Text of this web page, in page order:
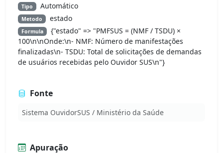
Tipo Automático
Metodo estado
Formula
{"estado" => "PMFSUS = (NMF / TSDU) ×
100\n\nOnde:\n- NMF: Número de manifestações
finalizadas\n- TSDU: Total de solicitações de demandas
de usuários recebidas pelo Ouvidor SUS\n"}
Fonte
Sistema OuvidorSUS / Ministério da Saúde
Apuração